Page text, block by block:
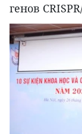
генов